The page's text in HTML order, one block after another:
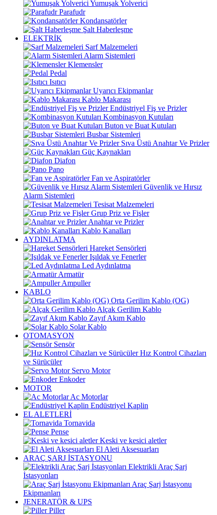
Yumuşak Yolverici
Parafudr
Kondansatörler
Şalt Haberleşme
ELEKTRİK
Sarf Malzemeleri
Alarm Sistemleri
Klemensler
Pedal
Isıtıcı
Uyarıcı Ekipmanlar
Kablo Makarası
Endüstriyel Fiş ve Prizler
Kombinasyon Kutuları
Buton ve Buat Kutuları
Busbar Sistemleri
Sıva Üstü Anahtar Ve Prizler
Güç Kaynakları
Diafon
Pano
Fan ve Aspiratörler
Güvenlik ve Hırsız
Alarm Sistemleri
Tesisat Malzemeleri
Grup Priz ve Fişler
Anahtar ve Prizler
Kablo Kanalları
AYDINLATMA
Hareket Sensörleri
Işıldak ve Fenerler
Led Aydınlatma
Armatür
Ampuller
KABLO
Orta Gerilim Kablo (OG)
Alçak Gerilim Kablo
Zayıf Akım Kablo
Solar Kablo
OTOMASYON
Sensör
Hız Kontrol Cihazları
ve Sürücüler
Servo Motor
Enkoder
MOTOR
Ac Motorlar
Endüstriyel Kaplin
EL ALETLERİ
Tornavida
Pense
Keski ve kesici aletler
El Aleti Aksesuarları
ARAÇ ŞARJ İSTASYONU
Elektrikli Araç Şarj
İstasyonları
Araç Şarj İstasyonu
Ekipmanları
JENERATÖR & UPS
Piller